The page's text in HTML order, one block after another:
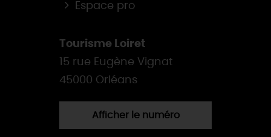
Espace pro
Tourisme Loiret
15 rue Eugène Vignat
45000 Orléans
Afficher le numéro